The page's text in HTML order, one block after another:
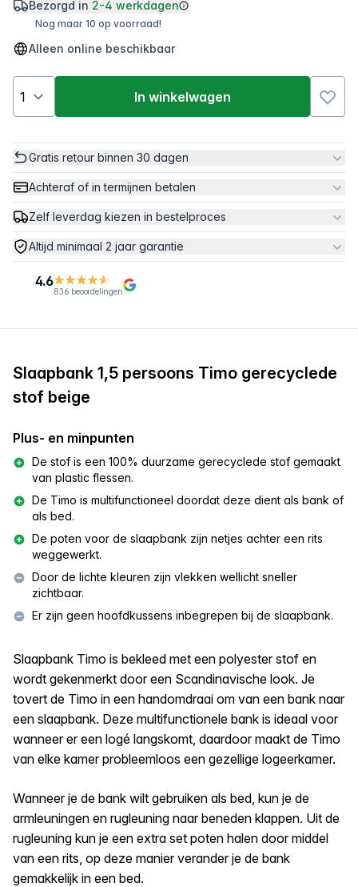
Bezorgd in 2-4 werkdagen
Nog maar 10 op voorraad!
Alleen online beschikbaar
In winkelwagen
Gratis retour binnen 30 dagen
Achteraf of in termijnen betalen
Zelf leverdag kiezen in bestelproces
Altijd minimaal 2 jaar garantie
4.6
836 beoordelingen
Slaapbank 1,5 persoons Timo gerecyclede
stof beige
Plus- en minpunten
De stof is een 100% duurzame gerecyclede stof gemaakt
van plastic flessen.
De Timo is multifunctioneel doordat deze dient als bank of
als bed.
De poten voor de slaapbank zijn netjes achter een rits
weggewerkt.
Door de lichte kleuren zijn vlekken wellicht sneller
zichtbaar.
Er zijn geen hoofdkussens inbegrepen bij de slaapbank.
Slaapbank Timo is bekleed met een polyester stof en
wordt gekenmerkt door een Scandinavische look. Je
tovert de Timo in een handomdraai om van een bank naar
een slaapbank. Deze multifunctionele bank is ideaal voor
wanneer er een logé langskomt, daardoor maakt de Timo
van elke kamer probleemloos een gezellige logeerkamer.
Wanneer je de bank wilt gebruiken als bed, kun je de
armleuningen en rugleuning naar beneden klappen. Uit de
rugleuning kun je een extra set poten halen door middel
van een rits, op deze manier verander je de bank
gemakkelijk in een bed.